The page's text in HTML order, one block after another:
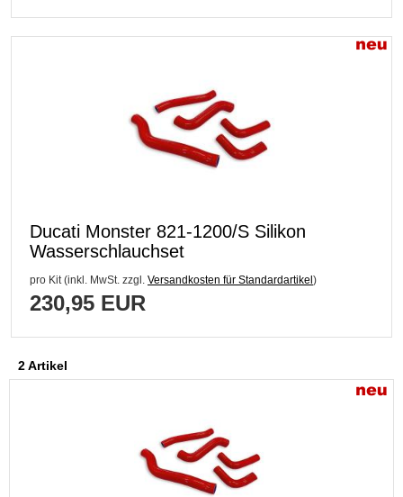
Ducati Monster 821-1200/S Silikon
Wasserschlauchset
pro Kit (inkl. MwSt. zzgl. Versandkosten für Standardartikel)
230,95 EUR
2 Artikel